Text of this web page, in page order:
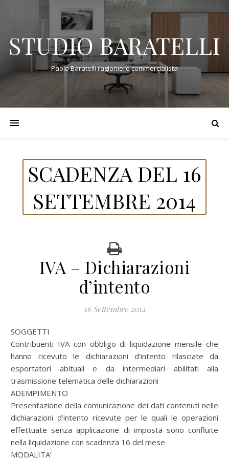
STUDIO BARATELLI
Paolo Baratelli ragioniere commercialista
SCADENZA DEL 16
SETTEMBRE 2014
IVA – Dichiarazioni
d’intento
16 Settembre 2014
SOGGETTI
Contribuenti IVA con obbligo di liquidazione mensile che
hanno ricevuto le dichiarazioni d’intento rilasciate da
esportatori abituali e da intermediari abilitati alla
trasmissione telematica delle dichiarazioni
ADEMPIMENTO
Presentazione della comunicazione dei dati contenuti nelle
dichiarazioni d’intento ricevute per le quali le operazioni
effettuate senza applicazione di imposta sono confluite
nella liquidazione con scadenza 16 del mese
MODALITA’